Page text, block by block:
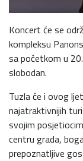
Koncert će se
kompleksu
sa početkom u
slobodan.
Tuzla će i ovog
najatraktivnijih
svojim
centru grada,
prepoznatljive